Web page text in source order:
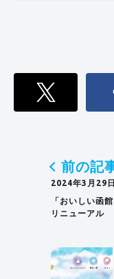
前の記
2024年3月29日
「おいしい函
リニューアル